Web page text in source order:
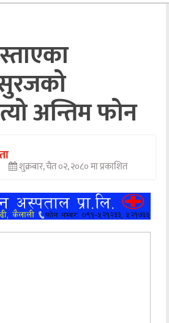
अन्तिम फोन
शुक्रबार, चैत ०२, २०८० मा प्रकाशित